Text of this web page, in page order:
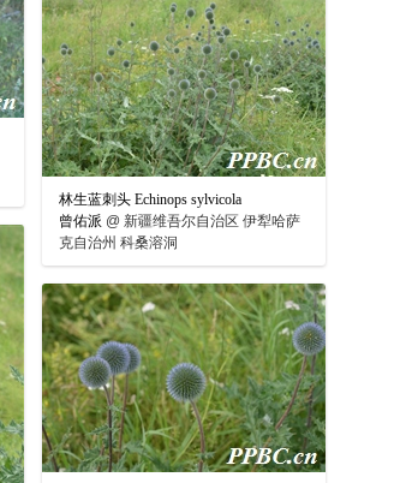
林生蓝刺头 Echinops sylvicola
曾佑派 @ 新疆维吾尔自治区 伊犁哈萨
克自治州 科桑溶洞